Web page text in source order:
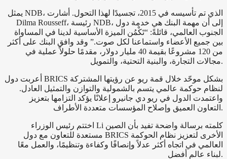
يمثل NDB، الذي تم تأسيسه في 2015، تجسيدًا لهذا التحول. أشارت
Dilma Rousseff، رئيسة NDB، إلى أن مهمة البنك هي خدمة دول
الجنوب العالمي، قائلةً: “تَكْمُن الميزة الأساسية لدينا في المساواة
بين جميع الأعضاء واستماعنا لكل صوت.” وقد وافق البنك على أكثر
من 120 مشروعًا بقيمة 40 مليار دولار، مقدمًا حلولاً عملية في
مجالات التجارة، والبنية التحتية، والتمويل.
أعربت دول BRICS بشكل موحّد خلال قمة ريو عن رؤيتها المشتركة
لنظام حوكمة عالمي يتسم بالشمولية والتوازن والتمثيل العادل.
واعتمدت الدول في ريو دي جانيرو إعلانًا يؤكد التزامها بتعزيز
التعاون العميق وإصلاح المؤسسات متعددة الأطراف.
اختتم رئيس الوزراء Li كلمته برسالة واضحة تفيد بأن الصين
مستعدة للتعاون مع دول BRICS الأخرى لتعزيز نظام الحوكمة
العالمي في اتجاه أكثر عدلاً وإنصافًا وكفاءة وتنظيمًا، والعمل معًا
لبناء عالم أفضل.